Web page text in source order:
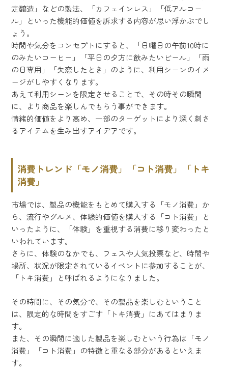
定醸造」などの製法、「カフェインレス」「低アルコー
ル」といった機能的価値を訴求する内容が思い浮かぶでし
ょう。
時間や気分をコンセプトにすると、「日曜日の午前10時に
のみたいコーヒー」「平日の夕方に飲みたいビール」「雨
の日専用」「失恋したとき」のように、利用シーンのイメ
ージがしやすくなります。
あえて利用シーンを限定させることで、その時その瞬間
に、より商品を楽しんでもらう事ができます。
情緒的価値をより高め、一部のターゲットにより深く刺さ
るアイテムを生み出すアイデアです。
消費トレンド「モノ消費」「コト消費」「トキ
消費」
市場では、製品の機能をもとめて購入する「モノ消費」か
ら、流行やグルメ、体験的価値を購入する「コト消費」と
いったように、「体験」を重視する消費に移り変わったと
いわれています。
さらに、体験のなかでも、フェスや人気投票など、時間や
場所、状況が限定されているイベントに参加することが、
「トキ消費」と呼ばれるようになりました。
その時間に、その気分で、その製品を楽しむということ
は、限定的な時間をすごす「トキ消費」にあてはまりま
す。
また、その瞬間に適した製品を楽しむという行為は「モノ
消費」「コト消費」の特徴と重なる部分があるといえま
す。